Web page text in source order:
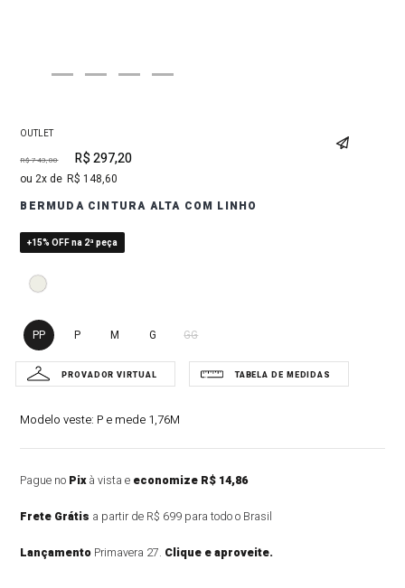
OUTLET
R$ 743,00 R$ 297,20
2 R$ 148,60
BERMUDA CINTURA ALTA COM LINHO
+15% OFF na 2ª peça
PP P M G GG
Modelo veste: P e mede 1,76M
Pague no Pixà vista e economize R$ 14,86
Frete Grátis a partir de R$ 699 para todo o Brasil
Lançamento Primavera 27. Clique e aproveite.